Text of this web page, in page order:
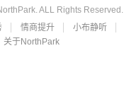
ALL Rights Reserved.
情商提升 小布静听
关于NorthPark